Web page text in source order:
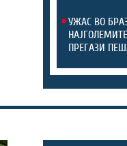
УЖАС ВО
ПРЕГАЗИ